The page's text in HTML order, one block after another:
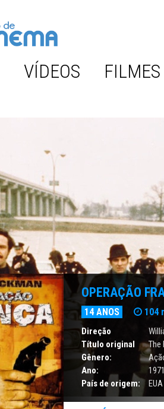
VÍDEOS FILMES
OPERAÇÃO
14 ANOS 104
Direção
Título original
The
Gênero:
Ano:
1971
País de origem:
EUA